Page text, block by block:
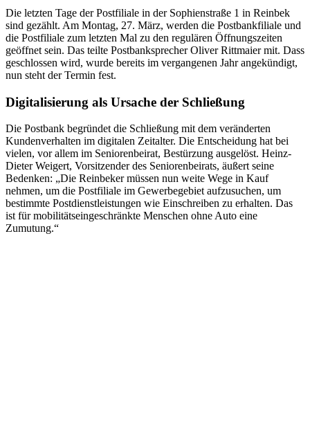
Die letzten Tage der Postfiliale in der Sophienstraße 1 in Reinbek
sind gezählt. Am Montag, 27. März, werden die Postbankfiliale und
die Postfiliale zum letzten Mal zu den regulären Öffnungszeiten
geöffnet sein. Das teilte Postbanksprecher Oliver Rittmaier mit. Dass
geschlossen wird, wurde bereits im vergangenen Jahr angekündigt,
nun steht der Termin fest.
Digitalisierung als Ursache der Schließung
Die Postbank begründet die Schließung mit dem veränderten
Kundenverhalten im digitalen Zeitalter. Die Entscheidung hat bei
vielen, vor allem im Seniorenbeirat, Bestürzung ausgelöst. Heinz-
Dieter Weigert, Vorsitzender des Seniorenbeirats, äußert seine
Bedenken: „Die Reinbeker müssen nun weite Wege in Kauf
nehmen, um die Postfiliale im Gewerbegebiet aufzusuchen, um
bestimmte Postdienstleistungen wie Einschreiben zu erhalten. Das
ist für mobilitätseingeschränkte Menschen ohne Auto eine
Zumutung.“